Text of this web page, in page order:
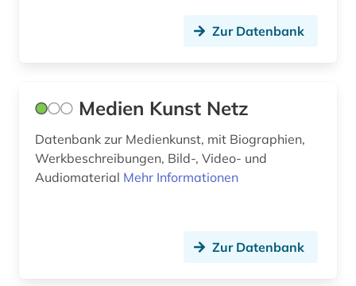
brünn (1)
buchdruck (1)
buchdrucker (2)
Zur Datenbank
Medien Kunst Netz
Datenbank zur Medienkunst, mit Biographien,
Werkbeschreibungen, Bild-, Video- und
Audiomaterial Mehr Informationen
Zur Datenbank